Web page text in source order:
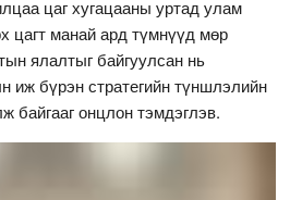
цаг хугацааны уртад улам
цагт манай ард түмнүүд мөр
ялалтыг байгуулсан нь
иж бүрэн стратегийн түншлэлийн
байгааг онцлон тэмдэглэв.